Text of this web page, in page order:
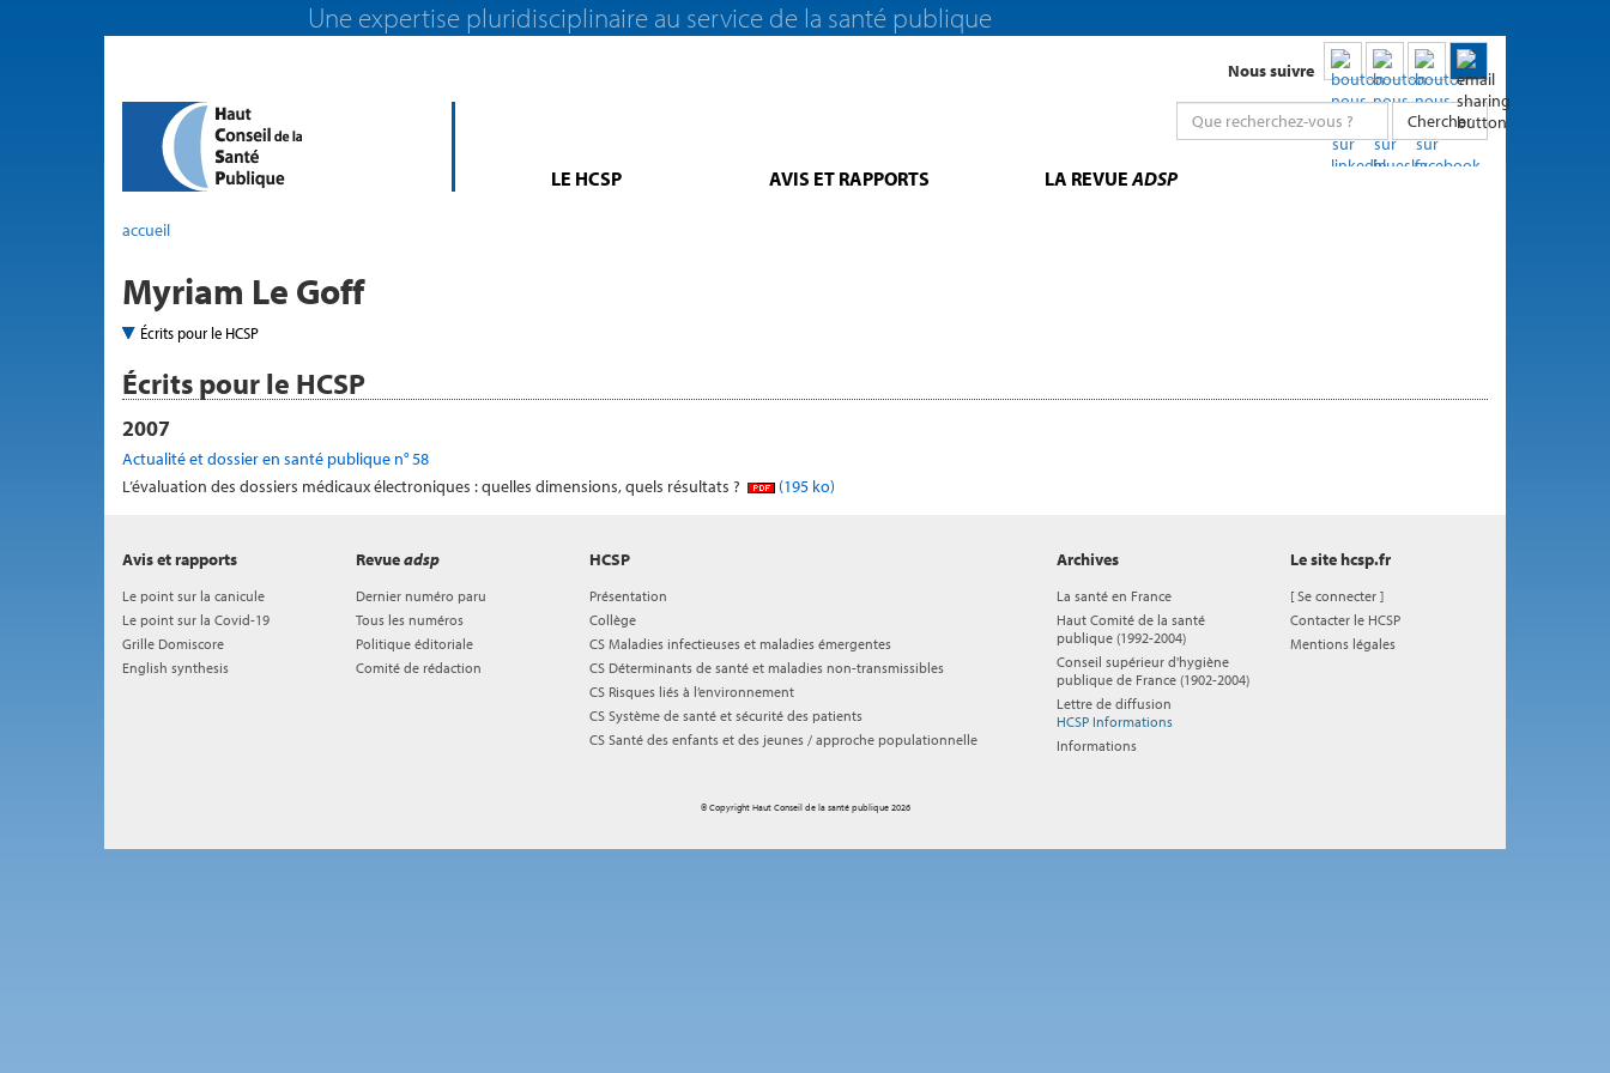
Une expertise pluridisciplinaire au service de la santé publique
Nous suivre
Chercher
LE HCSP AVIS ET RAPPORTS LA REVUEADSP
accueil
Myriam Le Goff
Écrits pour le HCSP
Écrits pour le HCSP
2007
Actualité et dossier en santé publique n° 58
L’évaluation des dossiers médicaux électroniques : quelles dimensions, quels résultats ?
(195 ko)
HCSP
Présentation
Collège
CS Maladies infectieuses et maladies émergentes
CS Déterminants de santé et maladies non-transmissibles
CS Risques liés à l’environnement
CS Système de santé et sécurité des patients
CS Santé des enfants et des jeunes / approche populationnelle
Avis et rapports
Le point sur la canicule
Le point sur la Covid-19
Grille Domiscore
English synthesis
Revueadsp
Dernier numéro paru
Tous les numéros
Politique éditoriale
Comité de rédaction
Archives
La santé en France
Haut Comité de la santé
publique (1992-2004)
Conseil supérieur d'hygiène
publique de France (1902-2004)
Lettre de diffusion
HCSP Informations
Informations
Le site hcsp.fr
[Se connecter ]
Contacter le HCSP
Mentions légales
© Copyright Haut Conseil de la santé publique 2026